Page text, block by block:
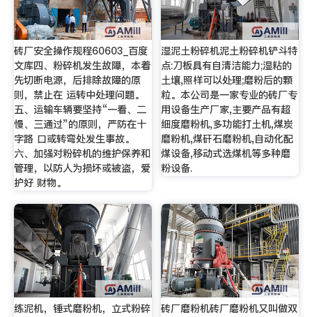
砖厂安全操作规程60603_百度
文库四、粉碎机发生故障，本着
先切断电源，后排除故障的原
则，禁止在 运转中处理问题。
五、运输车辆要坚持“一看、二
慢、三通过”的原则，严防在十
字路 口或转弯处发生事故。
六、加强对粉碎机的维护保养和
管理，以防人为损坏或被盗，爱
护好 财物。
湿泥土粉碎机泥土粉碎机铲斗特
点:刀板具有自清洁能力;湿粘的
土壤,照样可以处理;磨粉后的颗
粒。本公司是一家专业的砖厂专
用设备生产厂家,主要产品有超
细度磨粉机,多功能打土机,煤炭
磨粉机,煤矸石磨粉机,自动化配
煤设备,移动式选煤机等多种磨
粉设备.
练泥机，锤式磨粉机，立式粉碎
砖厂磨粉机砖厂磨粉机又叫做双